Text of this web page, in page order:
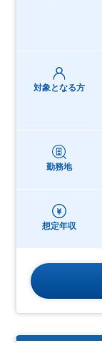
対象となる方
勤務地
想定年収